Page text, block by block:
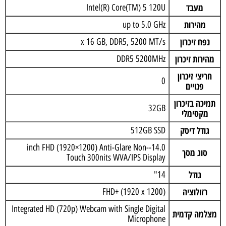
מעבד Intel(R) Core(TM) 5 120U
מהירות up to 5.0 GHz
נפח זיכרון x 16 GB, DDR5, 5200 MT/s
מהירות זיכרון DDR5 5200MHz
חריצי זיכרון
פנויים
0
תמיכה בזיכרון
מקסימלי
32GB
גודל דיסק 512GB SSD
סוג מסך
14.0-inch FHD (1920×1200) Anti-Glare Non-
Touch 300nits WVA/IPS Display
גודל 14"
רזולוציה FHD+ (1920 x 1200)
מצלמה קדמית
Integrated HD (720p) Webcam with Single Digital
Microphone